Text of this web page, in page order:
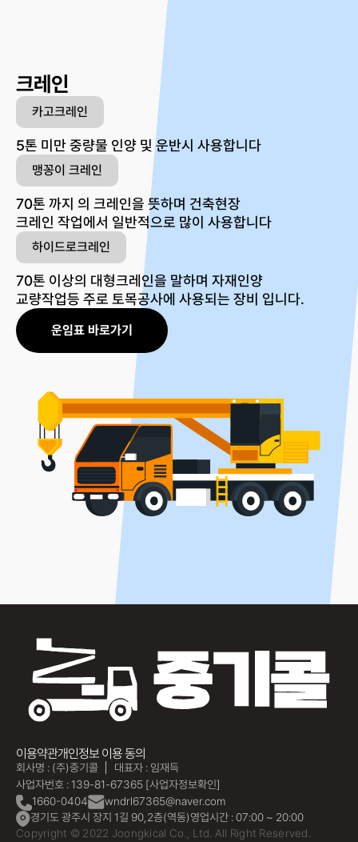
크레인
카고크레인
5톤 미만 중량물 인양 및 운반시 사용합니다
맹꽁이 크레인
70톤 까지 의 크레인을 뜻하며 건축현장
크레인 작업에서 일반적으로 많이 사용합니다
하이드로크레인
70톤 이상의 대형크레인을 말하며 자재인양
교량작업등 주로 토목공사에 사용되는 장비 입니다.
운임표 바로가기
이용약관개인정보 이용 동의
회사명 : (주)중기콜
대표자 : 임재득
사업자번호 : 139-81-67365 [사업자정보확인]
1660-0404
wndrl67365@naver.com
경기도 광주시 장지 1길 90,2층(역동)영업시간 : 07:00 ~ 20:00
Copyright © 2022 Joongkical Co., Ltd. All Right Reserved.